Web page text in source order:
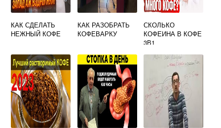
КАК СДЕЛАТЬ
НЕЖНЫЙ КОФЕ
КАК РАЗОБРАТЬ
КОФЕВАРКУ
СКОЛЬКО
КОФЕИНА В КОФЕ
3В1